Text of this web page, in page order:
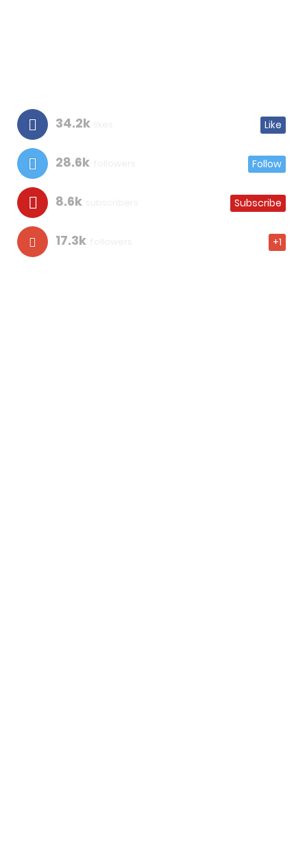
34.2k Like
28.6k Follow
8.6k Subscribe
17.3k +1